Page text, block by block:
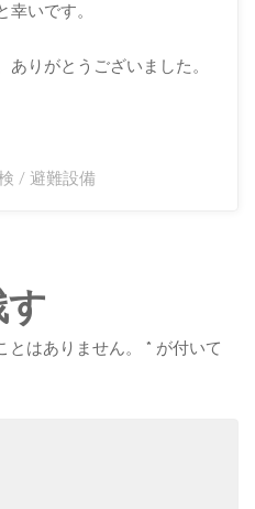
いです。
りがとうございました。
/ 避難設備
はありません。 * が付いて